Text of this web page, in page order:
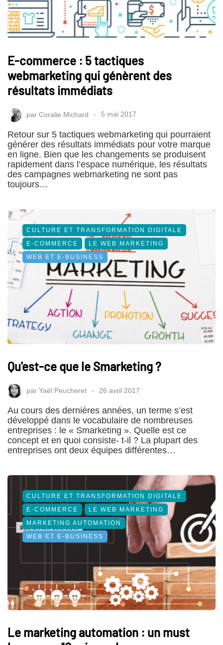
E-commerce : 5 tactiques
webmarketing qui génèrent des
résultats immédiats
par Coralie Michard 5 mai 2017
Retour sur 5 tactiques webmarketing qui pourraient
générer des résultats immédiats pour votre marque
en ligne. Bien que les changements se produisent
rapidement dans l’espace numérique, les résultats
des campagnes webmarketing ne sont pas
toujours…
CULTURE ET TRANSFORMATION DIGITALE
E-COMMERCE
LE WEB MARKETING
WEB ET E-BUSINESS
Qu'est-ce que le Smarketing ?
par Yaël Peucheret 26 avril 2017
Au cours des dernières années, un terme s’est
développé dans le vocabulaire de nombreuses
entreprises : le « Smarketing ». Quelle est ce
concept et en quoi consiste- t-il ? La plupart des
entreprises ont deux équipes différentes…
CULTURE ET TRANSFORMATION DIGITALE
E-COMMERCE
LE WEB MARKETING
MARKETING AUTOMATION
WEB ET E-BUSINESS
Le marketing automation : un must